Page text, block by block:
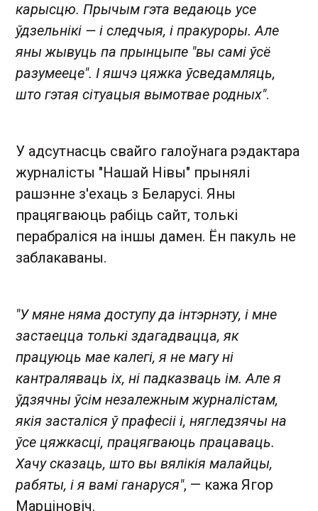
карысцю. Прычым гэта ведаюць усе
ўдзельнікі — і следчыя, і пракуроры. Але
яны жывуць па прынцыпе "вы самі ўсё
разумееце". І яшчэ цяжка ўсведамляць,
што гэтая сітуацыя вымотвае родных".
У адсутнасць свайго галоўнага рэдактара
журналісты "Нашай Нівы" прынялі
рашэнне з'ехаць з Беларусі. Яны
працягваюць рабіць сайт, толькі
перабраліся на іншы дамен. Ён пакуль не
заблакаваны.
"У мяне няма доступу да інтэрнэту, і мне
застаецца толькі здагадвацца, як
працуюць мае калегі, я не магу ні
кантраляваць іх, ні падказваць ім. Але я
ўдзячны ўсім незалежным журналістам,
якія засталіся ў прафесіі і, нягледзячы на ​​
ўсе цяжкасці, працягваюць працаваць.
Хачу сказаць, што вы вялікія малайцы,
рабяты, і я вамі ганаруся", — кажа Ягор
Марціновіч.